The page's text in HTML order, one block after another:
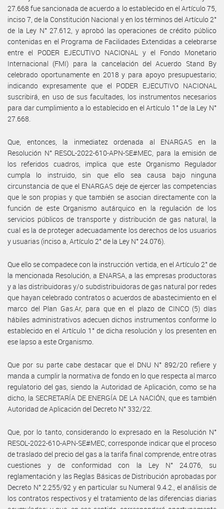
27.668 fue sancionada de acuerdo a lo establecido en el Artículo 75,
inciso 7, de la Constitución Nacional y en los términos del Artículo 2°
de la Ley N° 27.612, y aprobó las operaciones de crédito público
contenidas en el Programa de Facilidades Extendidas a celebrarse
entre el PODER EJECUTIVO NACIONAL y el Fondo Monetario
Internacional (FMI) para la cancelación del Acuerdo Stand By
celebrado oportunamente en 2018 y para apoyo presupuestario;
indicando expresamente que el PODER EJECUTIVO NACIONAL
suscribirá, en uso de sus facultades, los instrumentos necesarios
para dar cumplimiento a lo establecido en el Artículo 1° de la Ley N°
27.668.
Que, entonces, la inmediatez ordenada al ENARGAS en la
Resolución N° RESOL-2022-610-APN-SE#MEC, para la emisión de
los referidos cuadros, implica que este Organismo Regulador
cumpla lo instruido, sin que ello sea causa bajo ninguna
circunstancia de que el ENARGAS deje de ejercer las competencias
que le son propias y que también se asocian directamente con la
función de este Organismo autárquico en la regulación de los
servicios públicos de transporte y distribución de gas natural, la
cual es la de proteger adecuadamente los derechos de los usuarios
y usuarias (inciso a, Artículo 2° de la Ley N° 24.076).
Que ello se compadece con la instrucción vertida, en el Artículo 2° de
la mencionada Resolución, a ENARSA, a las empresas productoras
y a las distribuidoras y/o subdistribuidoras de gas natural por redes
que hayan celebrado contratos o acuerdos de abastecimiento en el
marco del Plan Gas.Ar, para que en el plazo de CINCO (5) días
hábiles administrativos adecuen dichos instrumentos conforme lo
establecido en el Artículo 1° de dicha resolución y los presenten en
ese lapso a este Organismo.
Que por su parte cabe destacar que el DNU N° 892/20 refiere y
manda a cumplir la normativa de fondo en lo que respecta al marco
regulatorio del gas, siendo la Autoridad de Aplicación, como se ha
dicho, la SECRETARÍA DE ENERGÍA DE LA NACIÓN, que es también
Autoridad de Aplicación del Decreto N° 332/22.
Que, por lo tanto, considerando lo expresado en la Resolución N°
RESOL-2022-610-APN-SE#MEC, corresponde indicar que el proceso
de traslado del precio del gas a la tarifa final comprende, entre otras
cuestiones y de conformidad con la Ley N° 24.076, su
reglamentación y las Reglas Básicas de Distribución aprobadas por
Decreto N° 2.255/92 y en particular su Numeral 9.4.2., el análisis de
los contratos respectivos y el tratamiento de las diferencias diarias